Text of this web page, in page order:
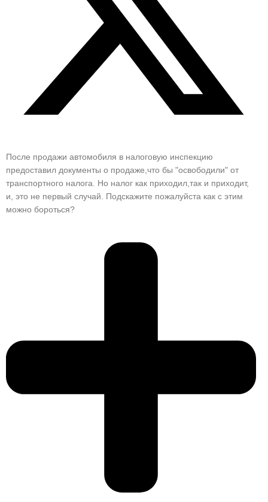
После продажи автомобиля в налоговую инспекцию
предоставил документы о продаже,что бы "освободили" от
транспортного налога. Но налог как приходил,так и приходит,
и, это не первый случай. Подскажите пожалуйста как с этим
можно бороться?